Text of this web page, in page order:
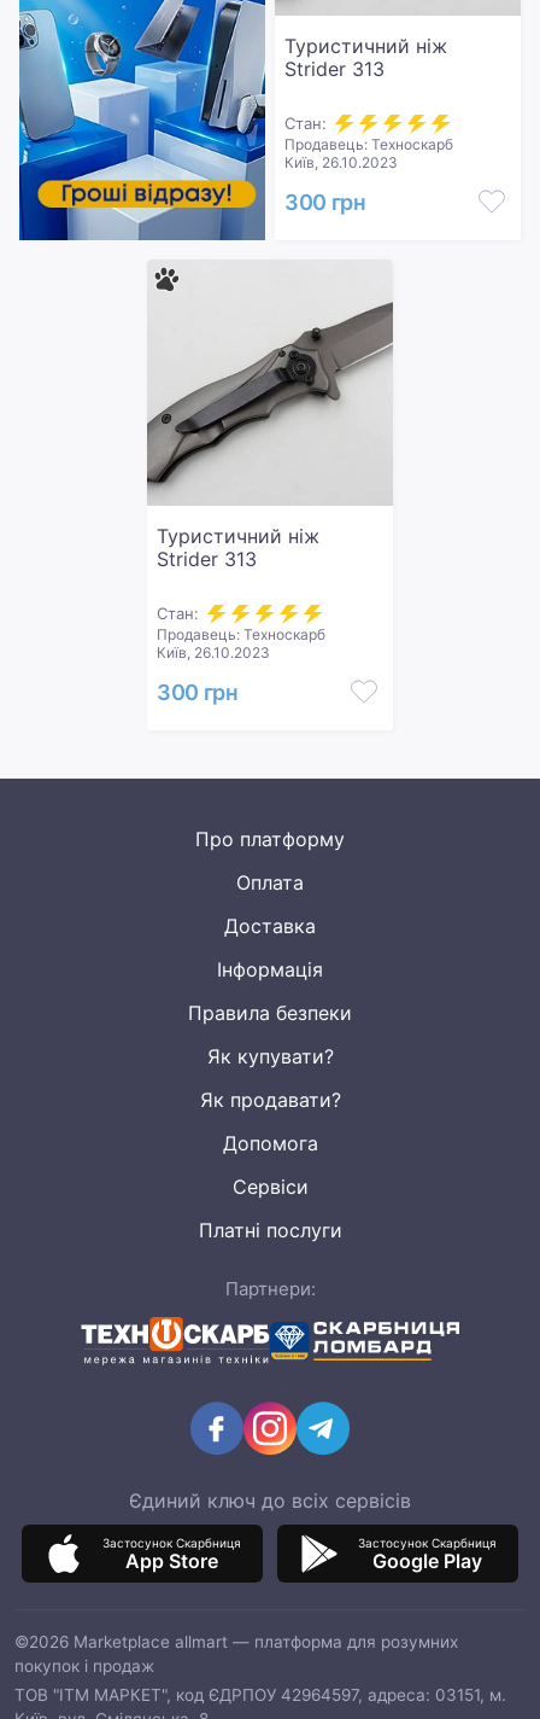
Туристичний ніж
Strider 313
Стан:
Продавець: Техноскарб
Київ, 26.10.2023
300 грн
Туристичний ніж
Strider 313
Стан:
Продавець: Техноскарб
Київ, 26.10.2023
300 грн
Про платформу
Оплата
Доставка
Інформація
Правила безпеки
Як купувати?
Як продавати?
Допомога
Сервіси
Платні послуги
Партнери:
Єдиний ключ до всіх сервісів
Застосунок Скарбниця
App Store
Застосунок Скарбниця
Google Play
©2026 Marketplace allmart — платформа для розумних
покупок і продаж
ТОВ "ІТМ МАРКЕТ", код ЄДРПОУ 42964597, адреса: 03151, м.